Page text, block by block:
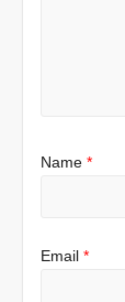
Name*
Email*